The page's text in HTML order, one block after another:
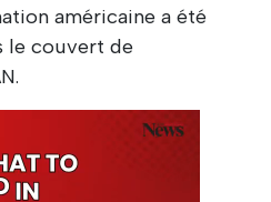
américaine a été
le couvert de